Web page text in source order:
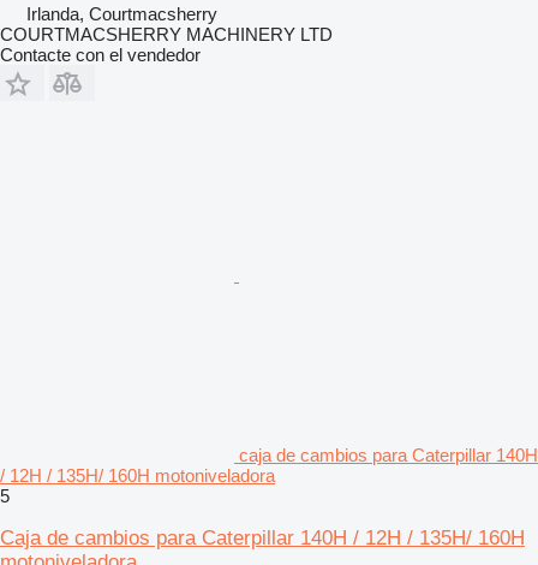
Irlanda, Courtmacsherry
COURTMACSHERRY MACHINERY LTD
Contacte con el vendedor
caja de cambios para Caterpillar 140H
/ 12H / 135H/ 160H motoniveladora
5
Caja de cambios para Caterpillar 140H / 12H / 135H/ 160H